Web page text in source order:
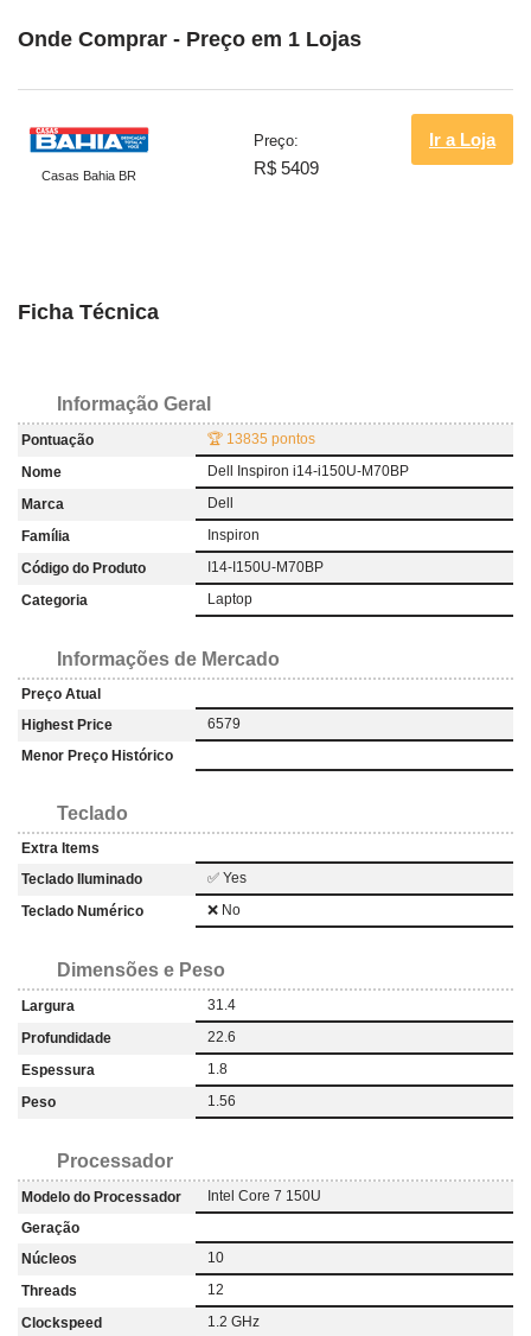
Onde Comprar - Preço em 1 Lojas
Casas Bahia BR
Preço:
R$ 5409
Ir a Loja
Ficha Técnica
Informação Geral
Pontuação
🏆 13835 pontos
Nome
Dell Inspiron i14-i150U-M70BP
Marca
Dell
Família
Inspiron
Código do Produto
I14-I150U-M70BP
Categoria
Laptop
Informações de Mercado
Preço Atual
Highest Price
6579
Menor Preço Histórico
Teclado
Extra Items
Teclado Iluminado
✅ Yes
Teclado Numérico
❌ No
Dimensões e Peso
Largura
31.4
Profundidade
22.6
Espessura
1.8
Peso
1.56
Processador
Modelo do Processador
Intel Core 7 150U
Geração
Núcleos
10
Threads
12
Clockspeed
1.2 GHz